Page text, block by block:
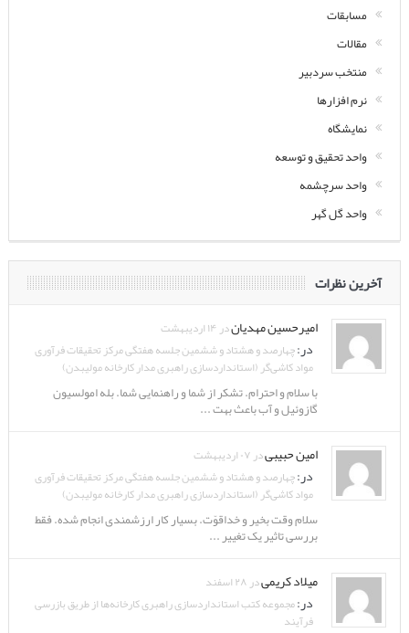
مسابقات
مقالات
منتخب سردبیر
نرم افزارها
نمایشگاه
واحد تحقیق و توسعه
واحد سرچشمه
واحد گل گهر
آخرین نظرات
امیرحسین مهدیاندر ۱۴ اردیبهشت
در:چهارصد و هشتاد و ششمین جلسه هفتگی مرکز تحقیقات فرآوری
مواد کاشی‌گر (استانداردسازی راهبری مدار کارخانه مولیبدن)
با سلام و احترام. تشکر از شما و راهنمایی شما. بله امولسیون
گازوئیل و آب باعث بهت ...
امین حبیبیدر ۰۷ اردیبهشت
در:چهارصد و هشتاد و ششمین جلسه هفتگی مرکز تحقیقات فرآوری
مواد کاشی‌گر (استانداردسازی راهبری مدار کارخانه مولیبدن)
سلام وقت بخیر و خداقوّت. بسیار کار ارزشمندی انجام شده. فقط
بررسی تاثیر یک تغییر ...
میلاد کریمیدر ۲۸ اسفند
در:مجموعه کتب استانداردسازی راهبری کارخانه‌ها از طریق بازرسی
فرآیند